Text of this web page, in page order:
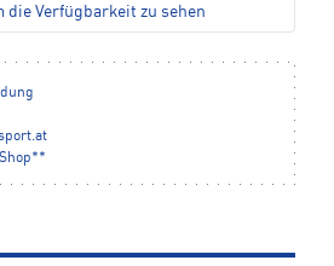
die Verfügbarkeit zu sehen